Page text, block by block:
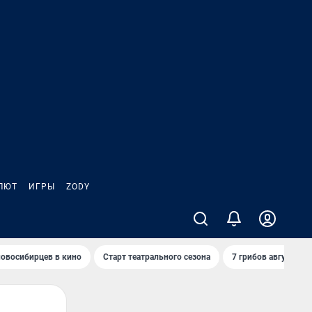
ИГРЫ ZODY
в кино Старт театрального сезона 7 грибов августа